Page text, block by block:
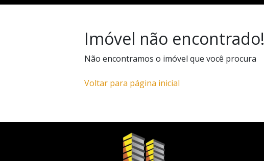
Imóvel não encontrado!
Não encontramos o imóvel que você procura
Voltar para página inicial